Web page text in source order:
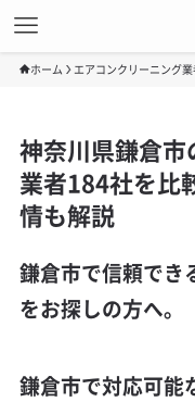
ホーム エアコンクリーニング
神奈川県鎌倉
業者184社を比
情も解説
鎌倉市で信頼でき
をお探しの方へ。
鎌倉市で対応可能